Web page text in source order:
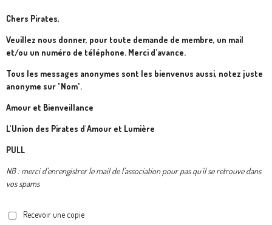
Chers Pirates,
Veuillez nous donner, pour toute demande de membre, un mail
et/ou un numéro de téléphone. Merci d'avance.
Tous les messages anonymes sont les bienvenus aussi, notez juste
anonyme sur "Nom".
Amour et Bienveillance
L'Union des Pirates d'Amour et Lumière
PULL
NB : merci d'enrengistrer le mail de l'association pour pas qu'il se retrouve dans
vos spams
Recevoir une copie